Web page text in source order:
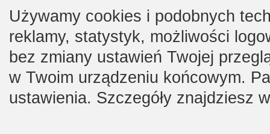
Używamy cookies i podobnych
reklamy, statystyk, możliwości
bez zmiany ustawień Twojej
w Twoim urządzeniu końcowym.
ustawienia. Szczegóły znajdziesz